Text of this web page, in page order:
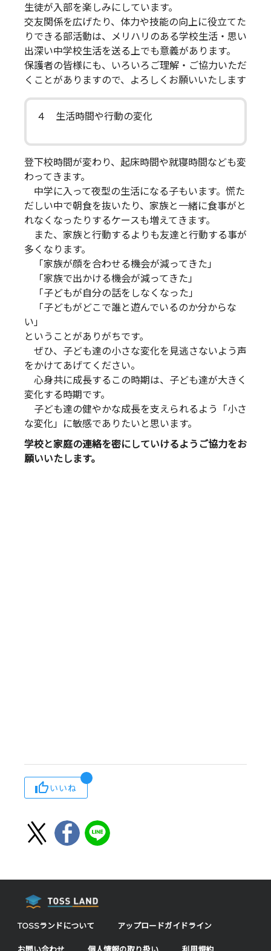
生徒が入部を楽しみにしています。
交友関係を広げたり、体力や技能の向上に役立てた
りできる部活動は、メリハリのある学校生活・思い
出深い中学校生活を送る上でも意義があります。
保護者の皆様にも、いろいろご理解・ご協力いただ
くことがありますので、よろしくお願いいたします
４ 生活時間や行動の変化
登下校時間が変わり、起床時間や就寝時間なども変
わってきます。
中学に入って夜型の生活になる子もいます。慌た
だしい中で朝食を抜いたり、家族と一緒に食事がと
れなくなったりするケースも増えてきます。
また、家族と行動するよりも友達と行動する事が
多くなります。
「家族が顔を合わせる機会が減ってきた」
「家族で出かける機会が減ってきた」
「子どもが自分の話をしなくなった」
「子どもがどこで誰と遊んでいるのか分からな
い」
ということがありがちです。
ぜひ、子ども達の小さな変化を見逃さないよう声
をかけてあげてください。
心身共に成長するこの時期は、子ども達が大きく
変化する時期です。
子ども達の健やかな成長を支えられるよう「小さ
な変化」に敏感でありたいと思います。
学校と家庭の連絡を密にしていけるようご協力をお
願いいたします。
いいね
TOSSランドについて アップロードガイドライン